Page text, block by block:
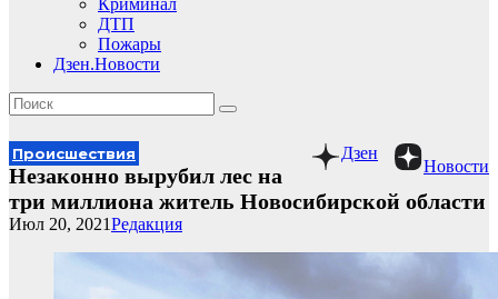
Криминал
ДТП
Пожары
Дзен.Новости
Новости
Дзен
Происшествия
Незаконно вырубил лес на
три миллиона житель Новосибирской области
Редакция
Июл 20, 2021